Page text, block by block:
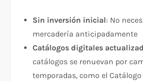
Sin inversión inicial: No
mercadería anticipadamente
Catálogos digitales
catálogos se renuevan por
temporadas, como el